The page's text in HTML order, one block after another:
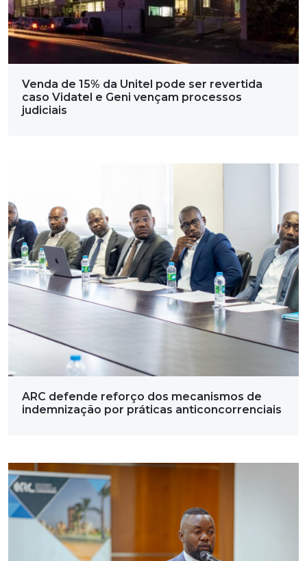
Venda de 15% da Unitel pode ser revertida
caso Vidatel e Geni vençam processos
judiciais
ARC defende reforço dos mecanismos de
indemnização por práticas anticoncorrenciais